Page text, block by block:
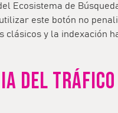
Ecosistema de
este botón no
clásicos y la indexación
DEL TRÁFICO